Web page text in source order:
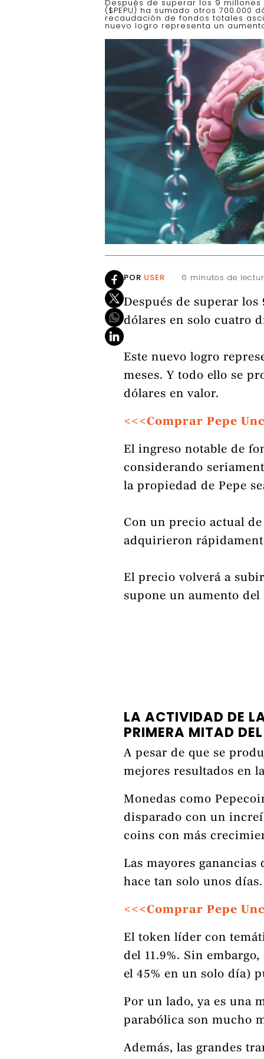
Después de superar los 9
($PEPU) ha sumado otros 700.000
recaudación de fondos totales
nuevo logro representa un
POR USER 6 minutos de
Después de superar los
dólares en solo cuatro
Este nuevo logro
meses. Y todo ello se
dólares en valor.
<<<Comprar Pepe
El ingreso notable de
considerando
la propiedad de Pepe
Con un precio actual
adquirieron
El precio volverá a
supone un aumento
LA ACTIVIDAD DE
PRIMERA MITAD
A pesar de que se
mejores resultados en
Monedas como
disparado con un
coins con más
Las mayores ganancias
hace tan solo unos días.
<<<Comprar Pepe
El token líder con
del 11.9%. Sin
el 45% en un solo día)
Por un lado, ya es una
parabólica son mucho
Además, las grandes